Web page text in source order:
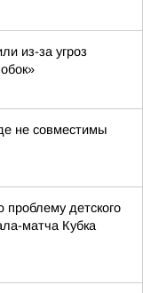
из-за угроз
не совместимы
проблему детского
матча Кубка